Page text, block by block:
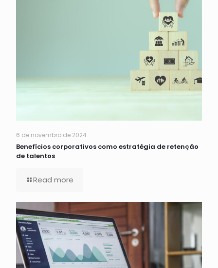
6 de novembro de 2024
Benefícios corporativos como estratégia de retenção
de talentos
Read more